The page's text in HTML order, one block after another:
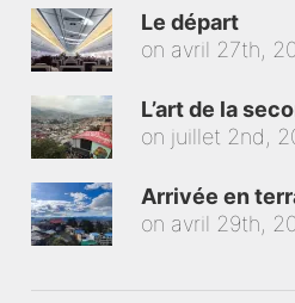
Le départ
on avril 27th,
L’art de la
on juillet 2nd,
Arrivée en
on avril 29th,